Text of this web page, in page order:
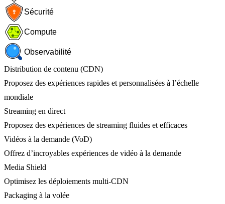
Sécurité
Compute
Observabilité
Distribution de contenu (CDN)
Proposez des expériences rapides et personnalisées à l’échelle
mondiale
Streaming en direct
Proposez des expériences de streaming fluides et efficaces
Vidéos à la demande (VoD)
Offrez d’incroyables expériences de vidéo à la demande
Media Shield
Optimisez les déploiements multi-CDN
Packaging à la volée